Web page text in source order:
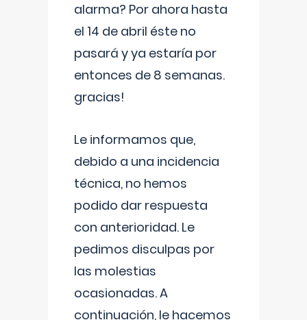
alarma? Por ahora hasta
el 14 de abril éste no
pasará y ya estaría por
entonces de 8 semanas.
gracias!
Le informamos que,
debido a una incidencia
técnica, no hemos
podido dar respuesta
con anterioridad. Le
pedimos disculpas por
las molestias
ocasionadas. A
continuación, le hacemos